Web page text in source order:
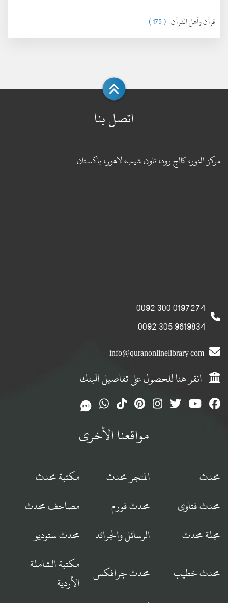
قرآن وأهل القرآن ( 175 )
اتصل بنا
مركز النور، كالج رود، تاون شيب، لاهور، باكستان
0197274 300 0092
9619834 305 0092
info@quranonlinelibrary.com
انقر هنا للحصول على تفاصيل البنك
مواقعنا الأخرى
محدث المتجر محدث
مكتبة محدث
محدث فتاوى
محدث فورم
مصاحف محدث
مجلة محدث
الرسائل والجرائد محدث ستوديو
محدث خطيب محدث جرافكس
مكتبة الشاملة
الأردية